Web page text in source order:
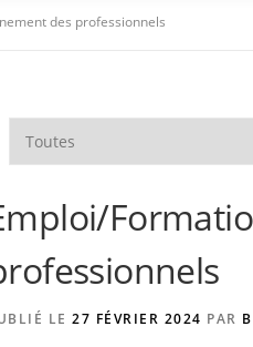
des professionnels
LE 27 FÉVRIER 2024 PAR